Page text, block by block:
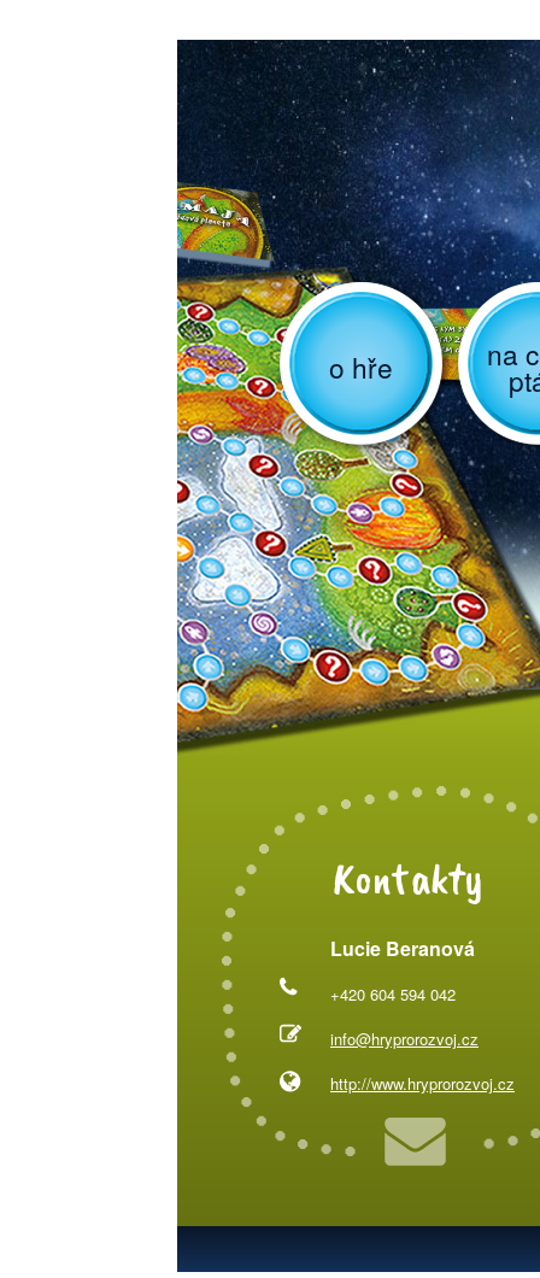
o hře na
Kontakty
Lucie Beranová
+420 604 594 042
info@hryprorozvoj.cz
http://www.hryprorozvoj.cz